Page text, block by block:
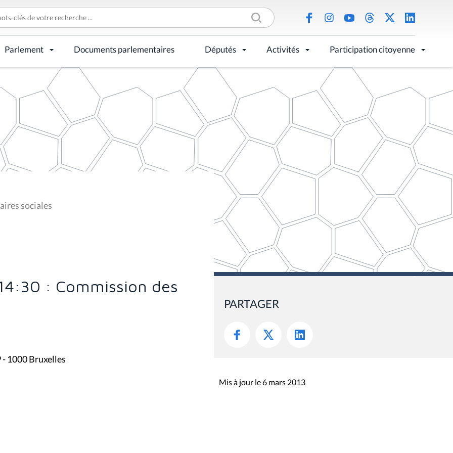
Parlement Documents parlementaires Députés Activités Participation citoyenne
sociales
: Commission des
- 1000 Bruxelles
PARTAGER
Mis à jour le 6 mars 2013